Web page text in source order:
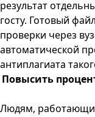
результат
госту. Готовый
проверки через
автоматической
антиплагиата
Повысить
Людям,